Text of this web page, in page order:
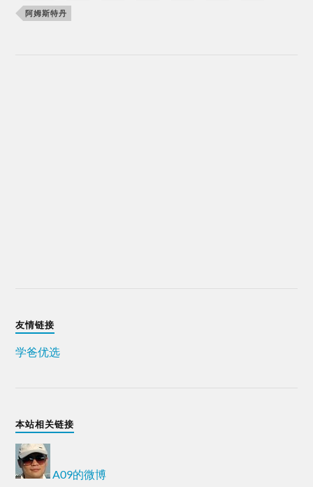
阿姆斯特丹
友情链接
学爸优选
本站相关链接
A09的微博